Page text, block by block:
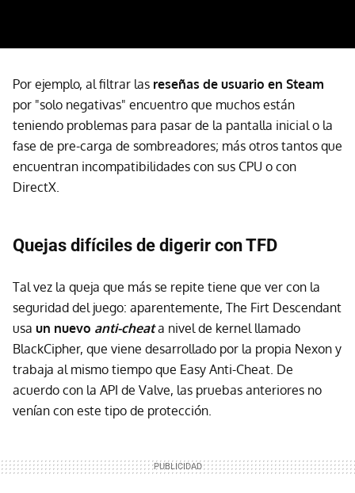
Por ejemplo, al filtrar las reseñas de usuario en Steam
por "solo negativas" encuentro que muchos están
teniendo problemas para pasar de la pantalla inicial o la
fase de pre-carga de sombreadores; más otros tantos que
encuentran incompatibilidades con sus CPU o con
DirectX.
Quejas difíciles de digerir con TFD
Tal vez la queja que más se repite tiene que ver con la
seguridad del juego: aparentemente, The Firt Descendant
usa un nuevo anti-cheata nivel de kernel llamado
BlackCipher, que viene desarrollado por la propia Nexon y
trabaja al mismo tiempo que Easy Anti-Cheat. De
acuerdo con la API de Valve, las pruebas anteriores no
venían con este tipo de protección.